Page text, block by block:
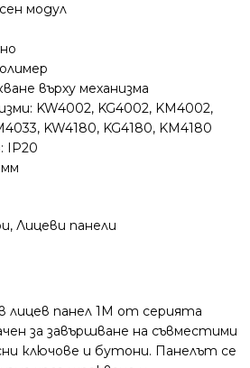
модул
върху механизма
KW4002, KG4002, KM4002,
KW4180, KG4180, KM4180
IP20
, Лицеви панели
лицев панел 1M от серията
за завършване на съвместими
ключове и бутони. Панелът се